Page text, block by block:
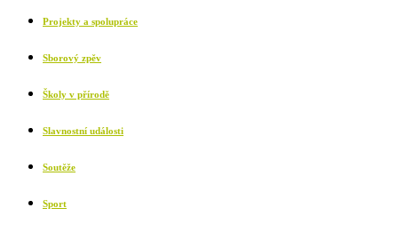
Projekty a spolupráce
Sborový zpěv
Školy v přírodě
Slavnostní události
Soutěže
Sport